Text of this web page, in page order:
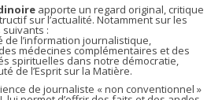
apporte un regard original, critique
sur l’actualité. Notamment sur les
:
de l’information journalistique,
médecines complémentaires et des
spirituelles dans notre démocratie,
de l’Esprit sur la Matière.
de journaliste « non conventionnel »